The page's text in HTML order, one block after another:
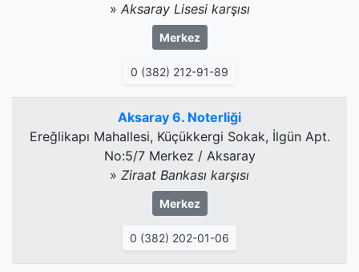
» Aksaray Lisesi karşısı
Merkez
0 (382) 212-91-89
Aksaray 6. Noterliği
Ereğlikapı Mahallesi, Küçükkergi Sokak, İlgün Apt.
No:5/7 Merkez / Aksaray
» Ziraat Bankası karşısı
Merkez
0 (382) 202-01-06